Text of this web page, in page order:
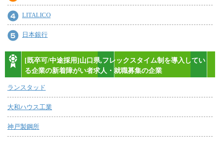
LITALICO
日本銀行
[既卒可/中途採用]山口県,フレックスタイム制を導入してい
る企業の新着障がい者求人・就職募集の企業
ランスタッド
大和ハウス工業
神戸製鋼所